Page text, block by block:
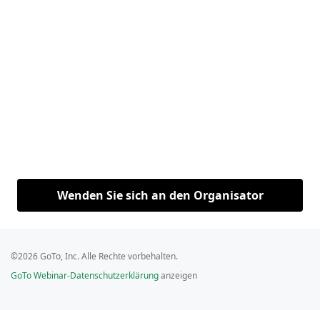
Wenden Sie sich an den Organisator
©2026 GoTo, Inc. Alle Rechte vorbehalten.
GoTo Webinar-Datenschutzerklärunganzeigen